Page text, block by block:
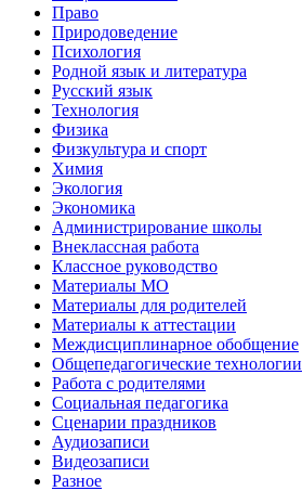
Право
Природоведение
Психология
Родной язык и литература
Русский язык
Технология
Физика
Физкультура и спорт
Химия
Экология
Экономика
Администрирование школы
Внеклассная работа
Классное руководство
Материалы МО
Материалы для родителей
Материалы к аттестации
Междисциплинарное обобщение
Общепедагогические технологии
Работа с родителями
Социальная педагогика
Сценарии праздников
Аудиозаписи
Видеозаписи
Разное